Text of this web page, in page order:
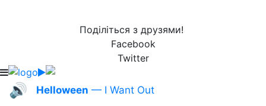
Поділіться з друзями!
Facebook
Twitter
🔊 Helloween — I Want Out